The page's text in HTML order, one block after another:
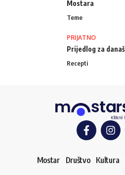
Mostara
Teme
PRIJATNO
Prijedlog za
Recepti
Mostar Društvo Kultura